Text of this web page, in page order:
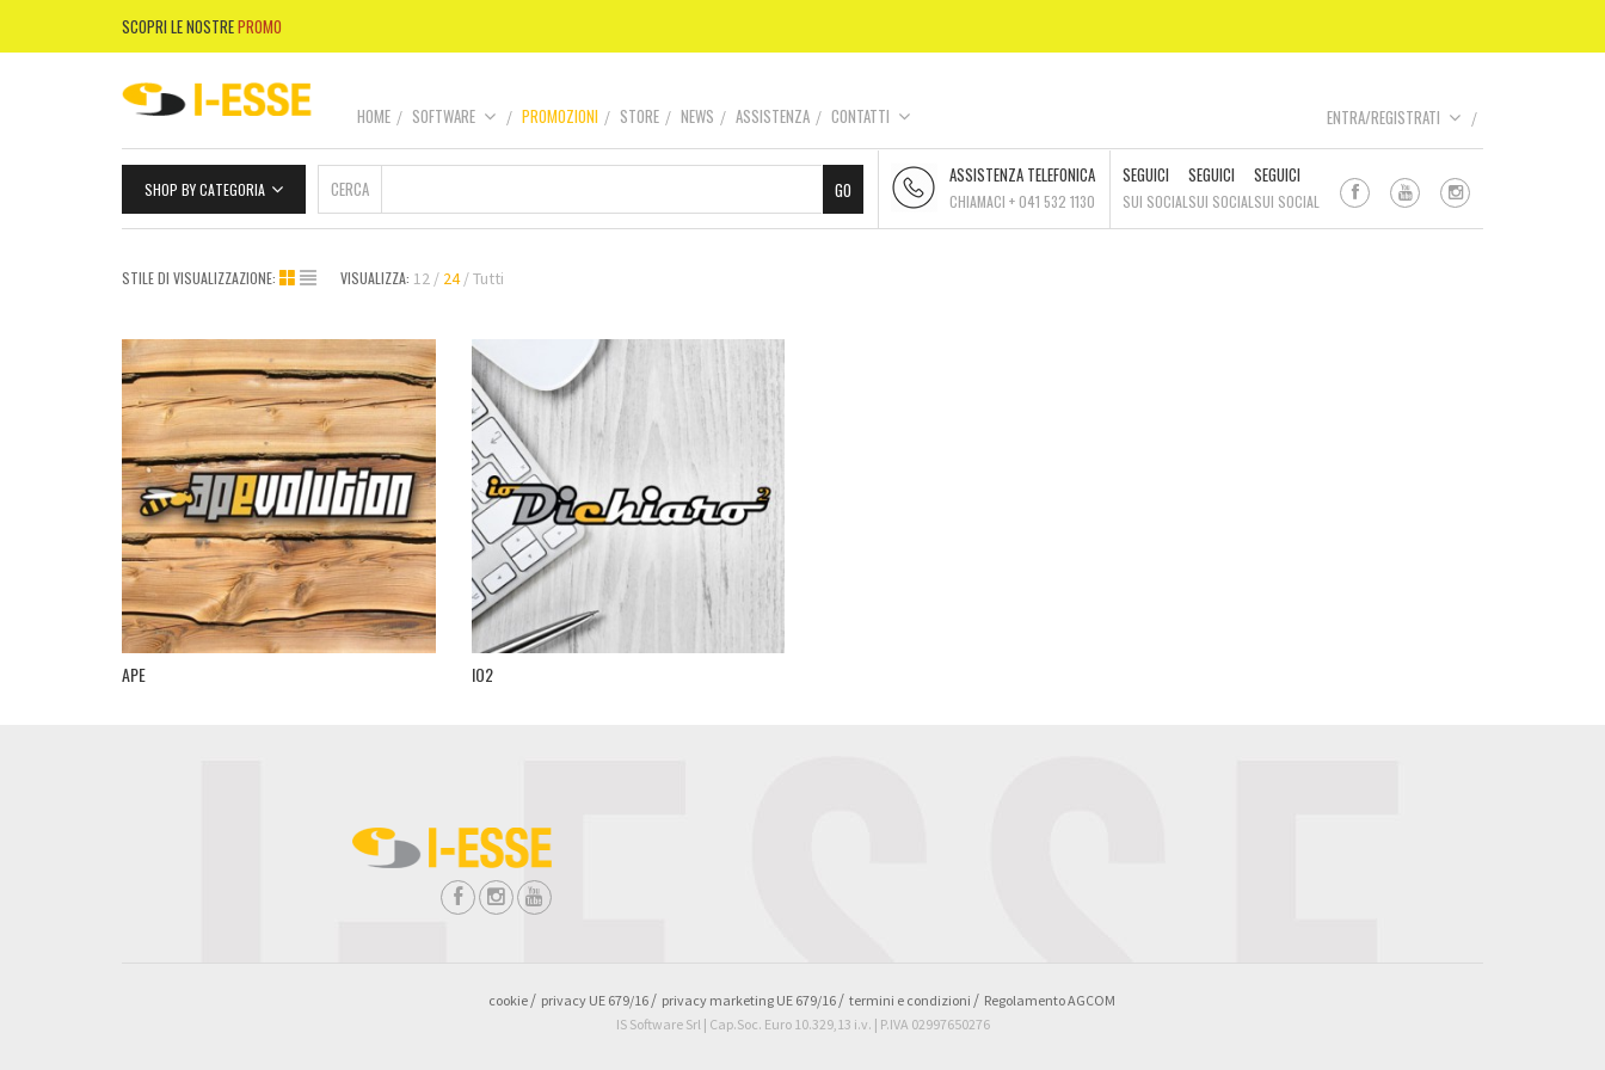
SCOPRI LE NOSTREPROMO
ENTRA/REGISTRATI
HOME SOFTWARE PROMOZIONI STORE NEWS ASSISTENZA CONTATTI
SHOP BY CATEGORIA
ASSISTENZA TELEFONICA
CHIAMACI + 041 532 1130
SEGUICI
SUI SOCIAL
SEGUICI
SUI SOCIAL
SEGUICI
SUI SOCIAL
CERCA
STILE DI VISUALIZZAZIONE: VISUALIZZA: 12 24 Tutti
APE IO2
cookie privacy UE 679/16 privacy marketing UE 679/16 termini e condizioni
Regolamento AGCOM
IS Software Srl | Cap.Soc. Euro 10.329,13 i.v. | P.IVA 02997650276